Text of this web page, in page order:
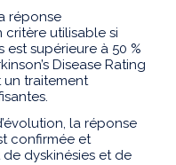
réponse
utilisable si
est supérieure à 50 %
Disease Rating
un traitement
la réponse
confirmée et
dyskinésies et de